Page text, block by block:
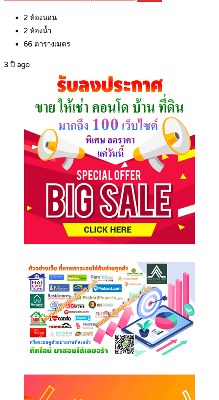
2 ห้องนอน
2 ห้องน้ำ
66 ตารางเมตร
3 ปี ago